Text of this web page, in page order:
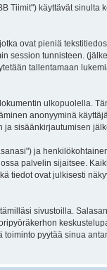
Tiimit") käyttävät sinulta
ovat pieniä
session tunnisteen.
tallentamaan
ulkopuolella.
anonyyminä
sisäänkirjautumisen
ja
palvelin sijaitsee.
tiedot ovat julkisesti
sivustoilla.
pyytää sinua